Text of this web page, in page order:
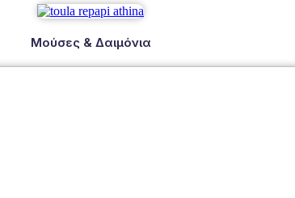
Μούσες & Δαιμόνια